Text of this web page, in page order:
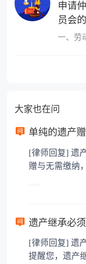
申请
员会
大家也在问
单纯的遗产
[律师回复] 遗产赠予不一定要缴税。单纯的遗产
赠与无需缴纳
所得税、契税
要缴纳公证费，具体如
3. 印花税：按房
地增值税：按房价1%缴纳
遗产继承必
[律师回复] 遗产继承不是必须要公证。法律快车
提醒您，遗产